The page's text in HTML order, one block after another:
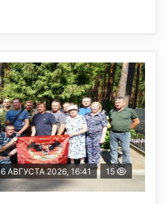
6 АВГУСТА 2026, 16:41 15